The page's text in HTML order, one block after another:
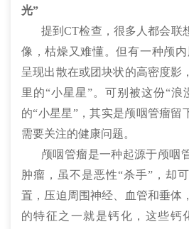
光”
提到CT检查，很多人都会联
像，枯燥又难懂。但有一种颅
呈现出散在或团块状的高密度影
里的“小星星”。可别被这份“浪
的“小星星”，其实是颅咽管瘤留
需要关注的健康问题。
颅咽管瘤是一种起源于颅咽
肿瘤，虽不是恶性“杀手”，却
置，压迫周围神经、血管和垂体
的特征之一就是钙化，这些钙